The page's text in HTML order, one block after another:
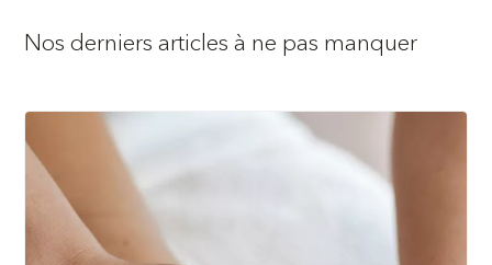
Nos derniers articles à ne pas manquer